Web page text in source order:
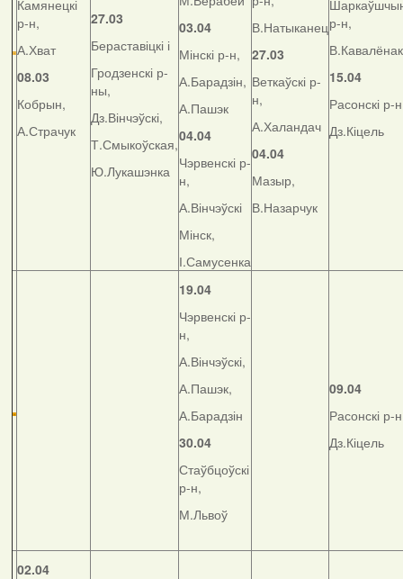
Камянецкі
р-н,
А.Хват
08.03
Кобрын,
А.Страчук
27.03
Бераставіцкі і
Гродзенскі р-
ны,
Дз.Вінчэўскі,
Т.Смыкоўская,
Ю.Лукашэнка
03.04
Мінскі р-н,
А.Барадзін,
А.Пашэк
04.04
Чэрвенскі р-
н,
А.Вінчэўскі
Мінск,
І.Самусенка
В.Натыканец
27.03
Веткаўскі р-
н,
А.Халандач
04.04
Мазыр,
В.Назарчук
р-н,
В.Кавалёнак
15.04
Расонскі р-
Дз.Кіцель
19.04
Чэрвенскі р-
н,
А.Вінчэўскі,
А.Пашэк,
А.Барадзін
30.04
Стаўбцоўскі
р-н,
М.Львоў
09.04
Расонскі р-
Дз.Кіцель
02.04